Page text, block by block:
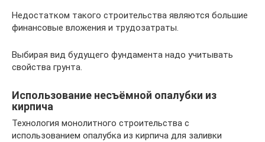
Недостатком такого строительства являются большие
финансовые вложения и трудозатраты.
Выбирая вид будущего фундамента надо учитывать
свойства грунта.
Использование несъёмной опалубки из
кирпича
Технология монолитного строительства с
использованием опалубка из кирпича для заливки